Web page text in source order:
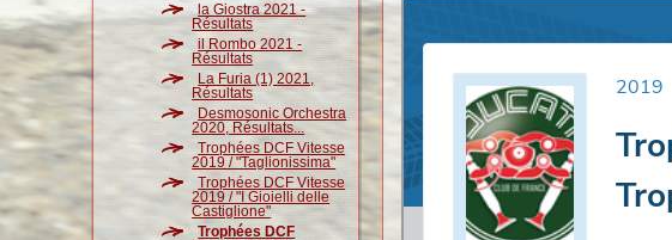
la Giostra 2021 -
Résultats
il Rombo 2021 -
Résultats
La Furia (1) 2021,
Résultats
Desmosonic Orchestra
2020, Résultats...
Trophées DCF Vitesse
2019 / "Taglionissima"
Trophées DCF Vitesse
2019 / "I Gioielli delle
Castiglione"
Trophées DCF